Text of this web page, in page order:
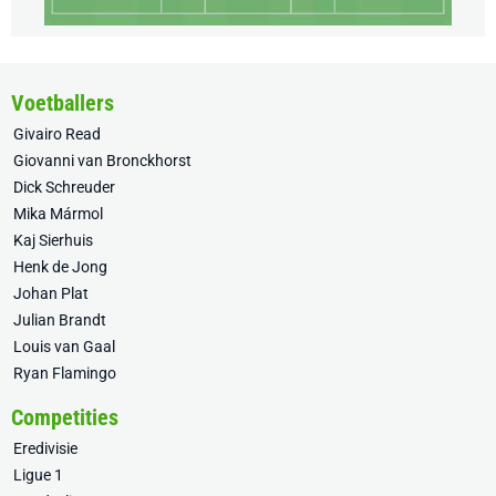
Voetballers
Givairo Read
Giovanni van Bronckhorst
Dick Schreuder
Mika Mármol
Kaj Sierhuis
Henk de Jong
Johan Plat
Julian Brandt
Louis van Gaal
Ryan Flamingo
Competities
Eredivisie
Ligue 1